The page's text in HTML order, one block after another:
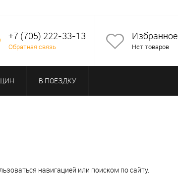
+7 (705) 222-33-13
Обратная связь
Избранное
Нет товаров
В ПОЕЗДКУ
навигацией или поиском по сайту.